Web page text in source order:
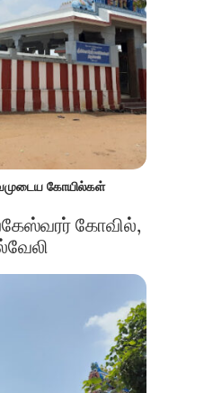
கோயில்கள்
கோவில்,